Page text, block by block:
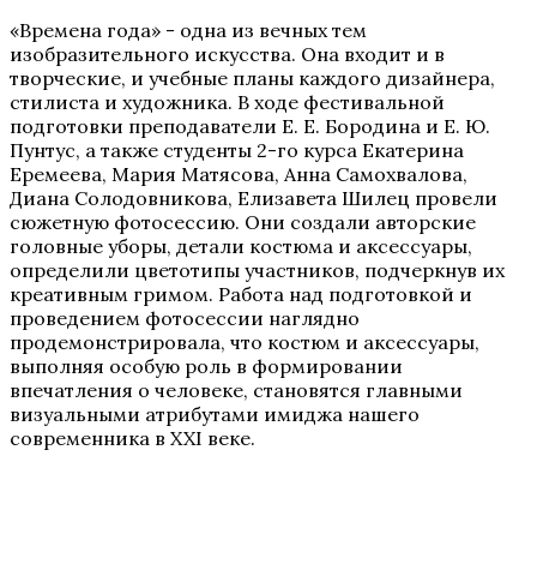
«Времена года» - одна из вечных тем
изобразительного искусства. Она входит и в
творческие, и учебные планы каждого дизайнера,
стилиста и художника. В ходе фестивальной
подготовки преподаватели Е. Е. Бородина и Е. Ю.
Пунтус, а также студенты 2-го курса Екатерина
Еремеева, Мария Матясова, Анна Самохвалова,
Диана Солодовникова, Елизавета Шилец провели
сюжетную фотосессию. Они создали авторские
головные уборы, детали костюма и аксессуары,
определили цветотипы участников, подчеркнув их
креативным гримом. Работа над подготовкой и
проведением фотосессии наглядно
продемонстрировала, что костюм и аксессуары,
выполняя особую роль в формировании
впечатления о человеке, становятся главными
визуальными атрибутами имиджа нашего
современника в XXI веке.